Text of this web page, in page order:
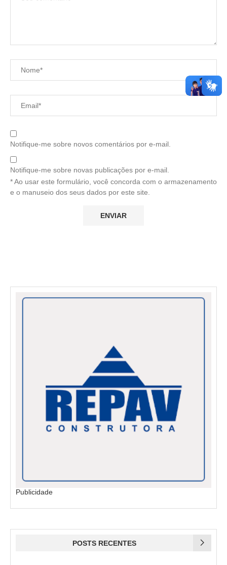
Notifique-me sobre novos comentários por e-mail.
Notifique-me sobre novas publicações por e-mail.
* Ao usar este formulário, você concorda com o armazenamento
e o manuseio dos seus dados por este site.
Publicidade
POSTS RECENTES